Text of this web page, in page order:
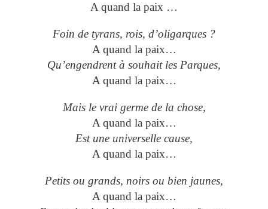
A quand la paix …
Foin de tyrans, rois, d’oligarques ?
A quand la paix…
Qu’engendrent à souhait les Parques,
A quand la paix…
Mais le vrai germe de la chose,
A quand la paix…
Est une universelle cause,
A quand la paix…
Petits ou grands, noirs ou bien jaunes,
A quand la paix…